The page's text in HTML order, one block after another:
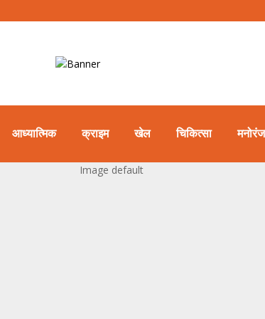
आध्यात्मिक क्राइम खेल चिकित्सा